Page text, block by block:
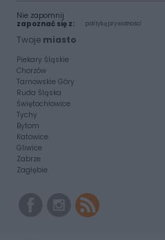
Nie zapomnij
zapoznać się z:
polityką prywatności
Twoje miasto
Piekary Śląskie
Chorzów
Tarnowskie Góry
Ruda Śląska
Świętochłowice
Tychy
Bytom
Katowice
Gliwice
Zabrze
Zagłębie